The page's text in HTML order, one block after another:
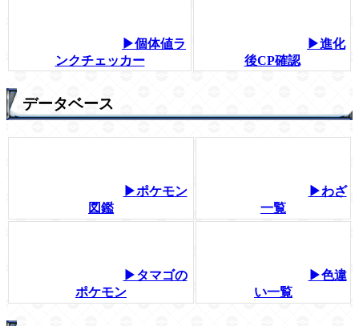
▶個体値ラ
ンクチェッカー
▶進化
後CP確認
データベース
▶ポケモン
図鑑
▶わざ
一覧
▶タマゴの
ポケモン
▶色違
い一覧